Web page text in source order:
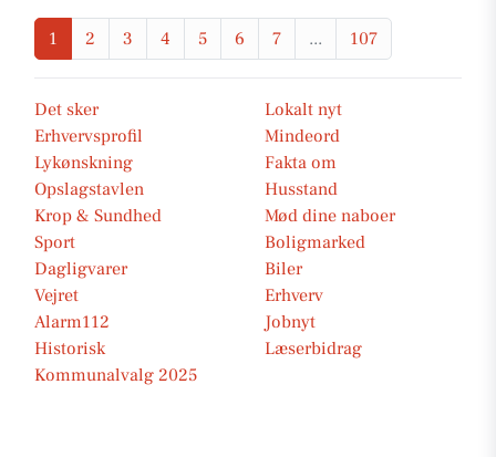
1 2 3 4 5 6 7 ... 107
Det sker
Lokalt nyt
Erhvervsprofil
Mindeord
Lykønskning
Fakta om
Opslagstavlen
Husstand
Krop & Sundhed
Mød dine naboer
Sport
Boligmarked
Dagligvarer
Biler
Vejret
Erhverv
Alarm112
Jobnyt
Historisk
Læserbidrag
Kommunalvalg 2025